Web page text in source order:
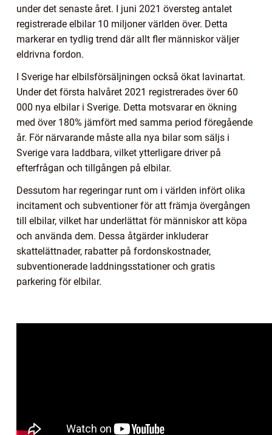
under det senaste året. I juni 2021 översteg antalet
registrerade elbilar 10 miljoner världen över. Detta
markerar en tydlig trend där allt fler människor väljer
eldrivna fordon.
I Sverige har elbilsförsäljningen också ökat lavinartat.
Under det första halvåret 2021 registrerades över 60
000 nya elbilar i Sverige. Detta motsvarar en ökning
med över 180% jämfört med samma period föregående
år. För närvarande måste alla nya bilar som säljs i
Sverige vara laddbara, vilket ytterligare driver på
efterfrågan och tillgången på elbilar.
Dessutom har regeringar runt om i världen infört olika
incitament och subventioner för att främja övergången
till elbilar, vilket har underlättat för människor att köpa
och använda dem. Dessa åtgärder inkluderar
skattelättnader, rabatter på fordonskostnader,
subventionerade laddningsstationer och gratis
parkering för elbilar.